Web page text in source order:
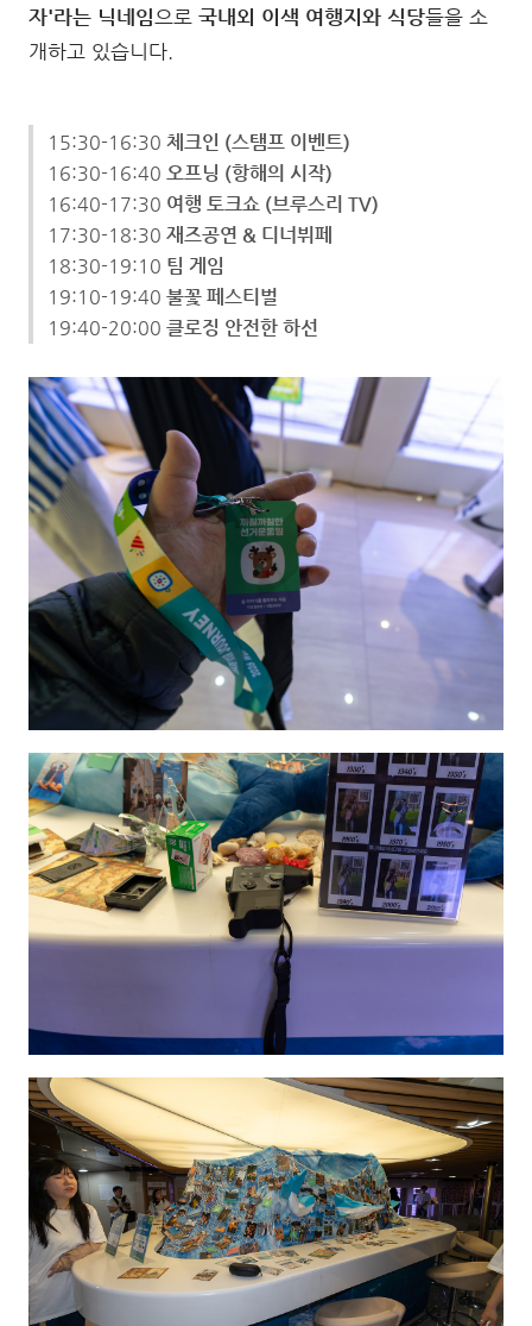
자'라는 닉네임으로 국내외 이색 여행지와 식당들을 소
개하고 있습니다.
15:30-16:30 체크인 (스탬프 이벤트)
16:30-16:40 오프닝 (항해의 시작)
16:40-17:30 여행 토크쇼 (브루스리 TV)
17:30-18:30 재즈공연 & 디너뷔페
18:30-19:10 팀 게임
19:10-19:40 불꽃 페스티벌
19:40-20:00 클로징 안전한 하선